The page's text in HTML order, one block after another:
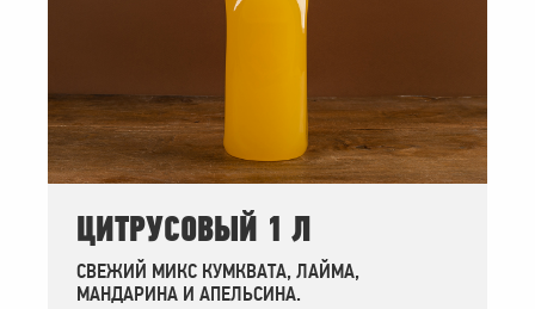
ЦИТРУСОВЫЙ 1 Л
СВЕЖИЙ МИКС КУМКВАТА, ЛАЙМА,
МАНДАРИНА И АПЕЛЬСИНА.